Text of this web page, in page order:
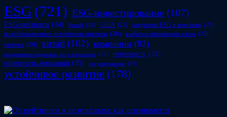
ESG (721) ESG-инвестирование (107)
ESG-рейтинги (34) Китай (20) США (25) внедрение ESG в компании (23)
возобновляемые источники энергии (30) выбросы парниковых газов (23)
европа (28) китай (102) компании (82)
нормативно-правовое регулирование (17) отчетность (32)
отчетность компаний (35) регулирование (19)
устойчивое развитие (178)